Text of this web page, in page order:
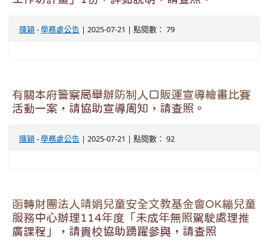
陳穎-學務處公告 | 2025-07-21 | 點閱數： 79
有關本府警察局舉辦防制人口販運宣導繪畫比賽
活動一案，請協助宣導周知，請查照。
陳穎-學務處公告 | 2025-07-21 | 點閱數： 92
函轉財團法人靖娟兒童安全文教基金會OK繃兒童
服務中心辦理114年度「未成年無照駕駛處理推
廣課程」，請貴校協助踴躍參與，請查照